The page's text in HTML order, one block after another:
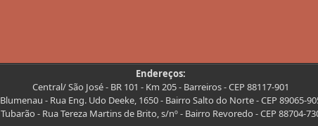
Endereços:
Central/ São José - BR 101 - Km 205 - Barreiros - CEP 88117-901
Blumenau - Rua Eng. Udo Deeke, 1650 - Bairro Salto do Norte - CEP 89065-
Tubarão - Rua Tereza Martins de Brito, s/nº - Bairro Revoredo - CEP 88704-